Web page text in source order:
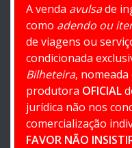
A venda avulsade
como adendo ou
de viagens ou
condicionada
Bilheteira, nomeada
produtora OFICIAL
jurídica não nos
comercialização
FAVOR NÃO